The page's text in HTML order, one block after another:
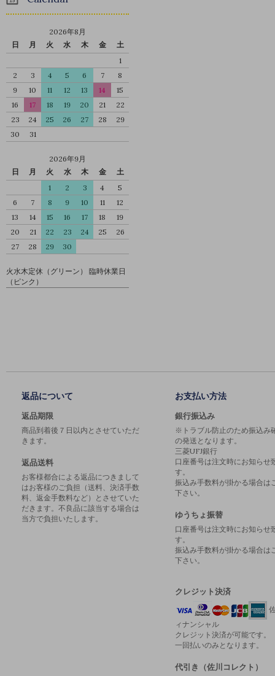
2026年8月
日
月 火 水 木 金
土
1
2
3 4 5 6 7
8
9
10 11 12 13 14
15
16
17 18 19 20 21
22
23
24 25 26 27 28
29
30
31
2026年9月
日
月 火 水 木 金
土
1
2 3 4
5
6
7 8 9 10 11
12
13
14 15 16 17 18
19
20
21 22 23 24 25
26
27
28 29 30
火水木定休（グリーン） 臨時休業日
（ピンク）
返品について
返品期限
商品到着後７日以内とさせていただ
きます。
返品送料
お客様都合による返品につきまして
はお客様のご負担（送料、決済手数
料、返金手数料など）とさせていた
だきます。不良品に該当する場合は
当方で負担いたします。
お支払い方法
銀行振込み
※トラブル防止のため振込み
の発送となります。
三菱UFJ銀行
口座番号は注文時にお知らせ
す。
振込み手数料が掛かる場合は
下さい。
ゆうちょ振替
口座番号は注文時にお知らせ
す。
振込み手数料が掛かる場合は
下さい。
クレジット決済
ィナンシャル
クレジット決済が可能です。
一回払いのみとなります。
代引き（佐川コレクト）